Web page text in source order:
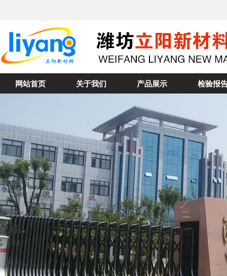
网站首页 关于我们 产品展示 检验报